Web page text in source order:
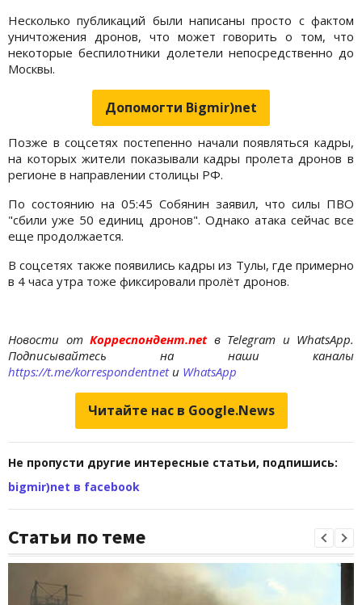
Несколько публикаций были написаны просто с фактом
уничтожения дронов, что может говорить о том, что
некоторые беспилотники долетели непосредственно до
Москвы.
Допомогти Bigmir)net
Позже в соцсетях постепенно начали появляться кадры,
на которых жители показывали кадры пролета дронов в
регионе в направлении столицы РФ.
По состоянию на 05:45 Собянин заявил, что силы ПВО
"сбили уже 50 единиц дронов". Однако атака сейчас все
еще продолжается.
В соцсетях также появились кадры из Тулы, где примерно
в 4 часа утра тоже фиксировали пролёт дронов.
Новости отКорреспондент.net в Telegram и WhatsApp.
Подписывайтесь на наши каналы
https://t.me/korrespondentnetи WhatsApp
Читайте нас в Google.News
Не пропусти другие интересные статьи, подпишись:
bigmir)net в facebook
Статьи по теме